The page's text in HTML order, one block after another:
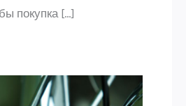
покупка […]